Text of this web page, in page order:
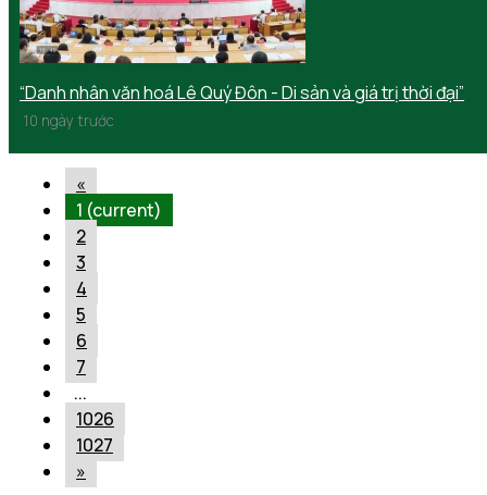
“Danh nhân văn hoá Lê Quý Đôn - Di sản và giá trị thời đại”
10 ngày trước
«
1 (current)
2
3
4
5
6
7
...
1026
1027
»